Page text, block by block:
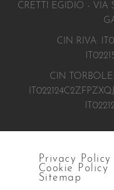
CRETTI EGIDIO - VIA
CIN RIVA:
CIN
Privacy Policy
Cookie Policy
Sitemap